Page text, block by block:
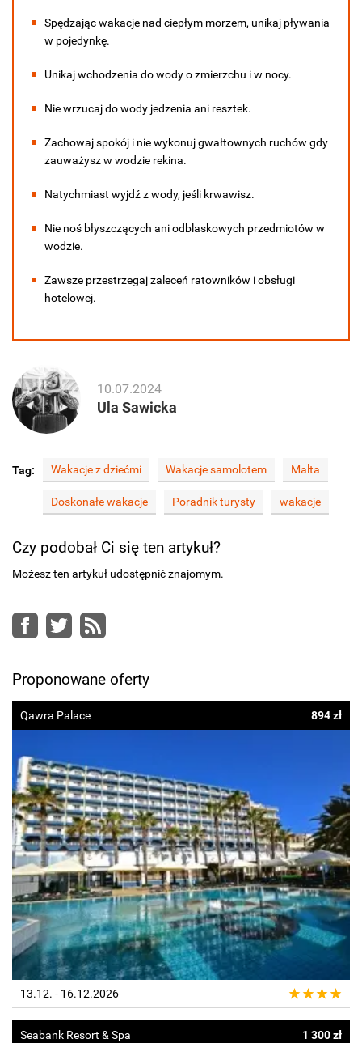
Spędzając wakacje nad ciepłym morzem, unikaj pływania
w pojedynkę.
Unikaj wchodzenia do wody o zmierzchu i w nocy.
Nie wrzucaj do wody jedzenia ani resztek.
Zachowaj spokój i nie wykonuj gwałtownych ruchów gdy
zauważysz w wodzie rekina.
Natychmiast wyjdź z wody, jeśli krwawisz.
Nie noś błyszczących ani odblaskowych przedmiotów w
wodzie.
Zawsze przestrzegaj zaleceń ratowników i obsługi
hotelowej.
10.07.2024
Ula Sawicka
Tag: Wakacje z dziećmi Wakacje samolotem Malta
Doskonałe wakacje Poradnik turysty wakacje
Czy podobał Ci się ten artykuł?
Możesz ten artykuł udostępnić znajomym.
Facebook
Twitter
RSS
Proponowane oferty
Qawra Palace 894 zł
13.12. - 16.12.2026
Seabank Resort & Spa 1 300 zł